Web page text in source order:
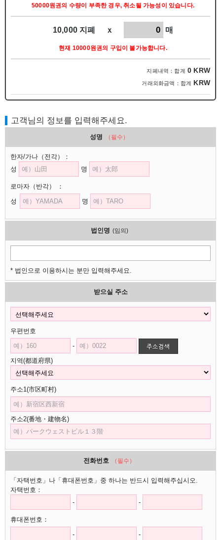
50000원권의 수량이 부족한 경우, 취소될 가능성이 있습니다.
10,000 지폐 ｘ 매
현재 10000원권의 구입이 불가능합니다.
지폐내역：합계 0 KRW
거래외화금액：합계 KRW
고객님의 정보를 입력해주세요.
성명 （필수）
한자/가나 （전각）
：
성
명
로마자 （반각）
：
성
명
법인명 (임의)
* 법인으로 이용하시는 분만 입력해주세요.
받으실 주소
우편번호
-
지역(都道府県)
주소1(市区町村)
주소2(番地・建物名)
전화번호 （필수）
「자택번호」나「휴대폰번호」중 하나는 반드시 입력해주십시오.
자택번호：
-
-
휴대폰번호：
-
-